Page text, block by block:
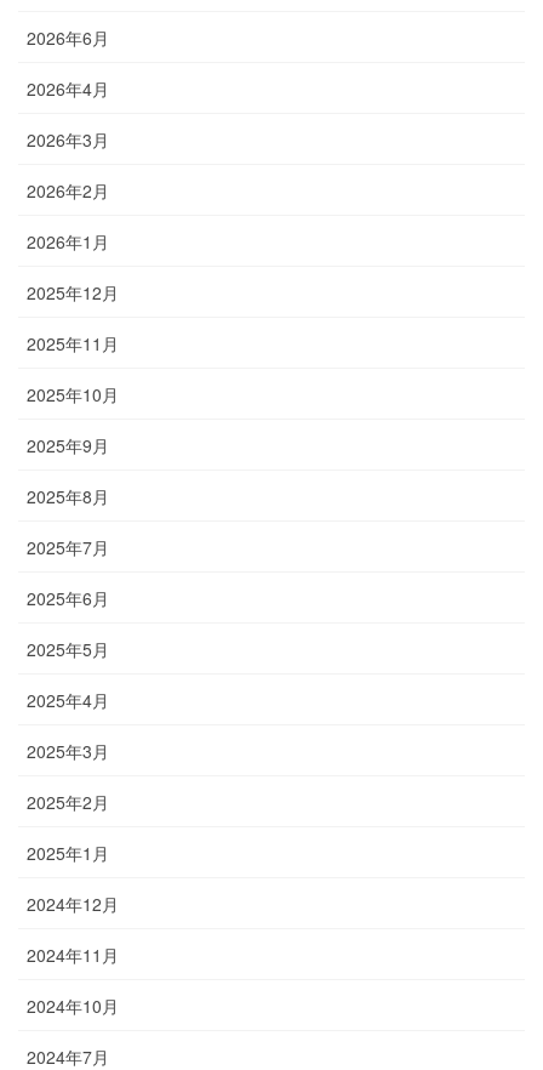
2026年6月
2026年4月
2026年3月
2026年2月
2026年1月
2025年12月
2025年11月
2025年10月
2025年9月
2025年8月
2025年7月
2025年6月
2025年5月
2025年4月
2025年3月
2025年2月
2025年1月
2024年12月
2024年11月
2024年10月
2024年7月